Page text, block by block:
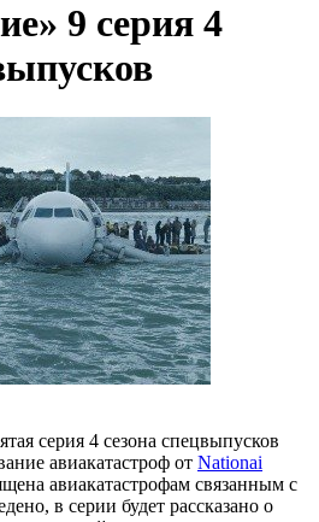
9 серия 4
серия 4 сезона спецвыпусков
авиакатастроф от Nationai
авиакатастрофам связанным с
в серии будет рассказано о